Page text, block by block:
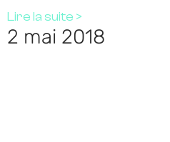
Lire la suite >
2 mai 2018